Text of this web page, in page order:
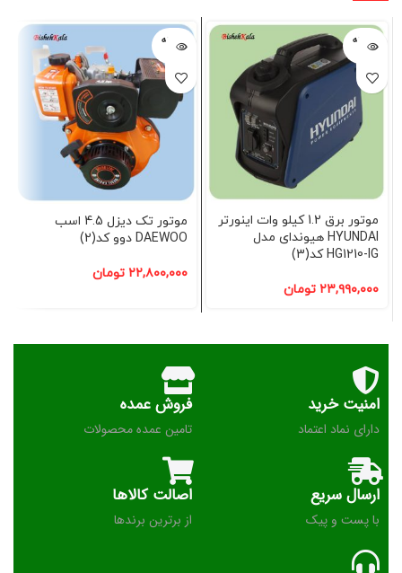
فروخته
شده
موتور برق 1.2 کیلو وات اینورتر
HYUNDAI هیوندای مدل
HG1210-IG کد(3)
۲۳,۹۹۰,۰۰۰ تومان
فروخته
شده
موتور تک دیزل 4.5 اسب
DAEWOO دوو کد(2)
۲۲,۸۰۰,۰۰۰ تومان
امنیت خرید
دارای نماد اعتماد
فروش عمده
تامین عمده محصولات
ارسال سریع
با پست و پیک
اصالت کالاها
از برترین برندها